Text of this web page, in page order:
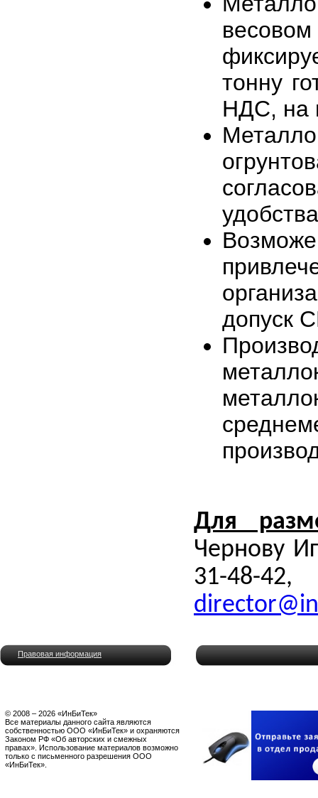
тонну
НДС, на
допуск
Для
Чернову
31-48-
director@
Правовая информация
© 2008 – 2026 «ИнБиТек»
Все материалы данного сайта являются
собственностью ООО «ИнБиТек» и охраняются
Законом РФ «Об авторских и смежных
правах». Использование материалов возможно
только с письменного разрешения ООО
«ИнБиТек».